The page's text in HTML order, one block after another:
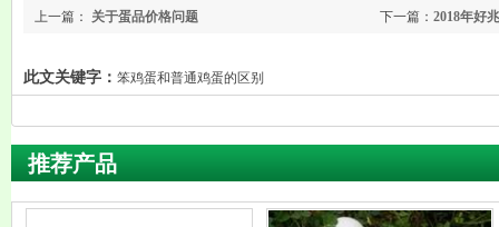
下一篇： 2018年好
上一篇： 关于蛋品价格问题
此文关键字： 笨鸡蛋和普通鸡蛋的区别
推荐产品